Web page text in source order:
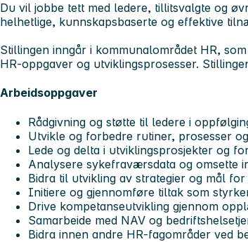
Du vil jobbe tett med ledere, tillitsvalgte og
helhetlige, kunnskapsbaserte og effektive
Stillingen inngår i kommunalområdet HR,
HR-oppgaver og utviklingsprosesser.
Arbeidsoppgaver
Rådgivning og støtte til ledere i
Utvikle og forbedre rutiner, prosesser
Lede og delta i utviklingsprosjekter og
Analysere sykefraværsdata og omsette
Bidra til utvikling av strategier og mål
Initiere og gjennomføre tiltak som
Drive kompetanseutvikling gjennom
Samarbeide med NAV og
Bidra innen andre HR-fagområder ved